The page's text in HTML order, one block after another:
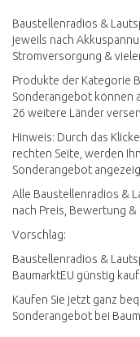
Baustellenradios &
jeweils nach
Stromversorgung &
Produkte der Kategorie
Sonderangebot können
26 weitere Länder
Hinweis: Durch das
rechten Seite, werden
Sonderangebot
Alle Baustellenradios &
nach Preis, Bewertung
Vorschlag:
Baustellenradios &
BaumarktEU günstig
Kaufen Sie jetzt ganz
Sonderangebot bei